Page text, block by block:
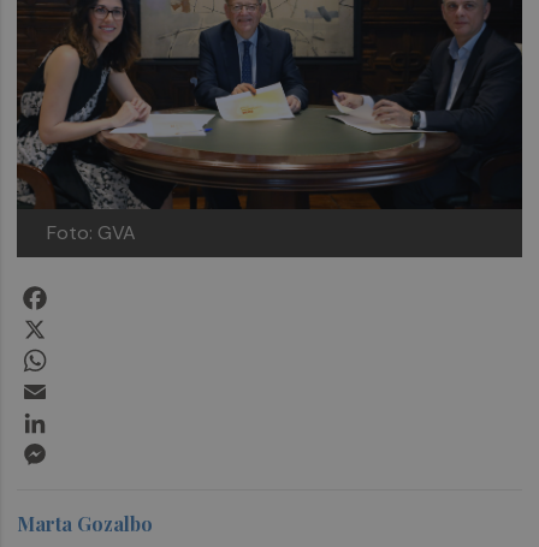
Foto: GVA
Marta Gozalbo